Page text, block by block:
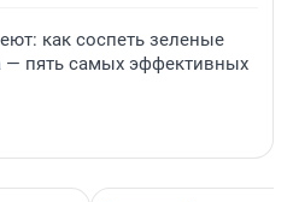
как соспеть зеленые
пять самых эффективных